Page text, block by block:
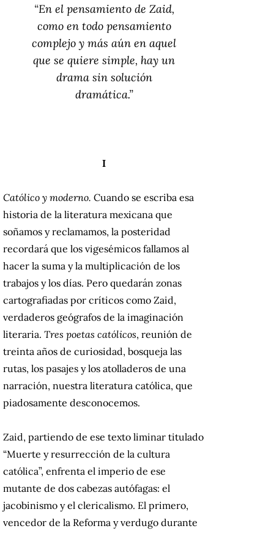
“En el pensamiento de Zaid,
como en todo pensamiento
complejo y más aún en aquel
que se quiere simple, hay un
drama sin solución
dramática.”
I
Católico y moderno. Cuando se escriba esa
historia de la literatura mexicana que
soñamos y reclamamos, la posteridad
recordará que los vigesémicos fallamos al
hacer la suma y la multiplicación de los
trabajos y los días. Pero quedarán zonas
cartografiadas por críticos como Zaid,
verdaderos geógrafos de la imaginación
literaria. Tres poetas católicos, reunión de
treinta años de curiosidad, bosqueja las
rutas, los pasajes y los atolladeros de una
narración, nuestra literatura católica, que
piadosamente desconocemos.
Zaid, partiendo de ese texto liminar titulado
“Muerte y resurrección de la cultura
católica”, enfrenta el imperio de ese
mutante de dos cabezas autófagas: el
jacobinismo y el clericalismo. El primero,
vencedor de la Reforma y verdugo durante